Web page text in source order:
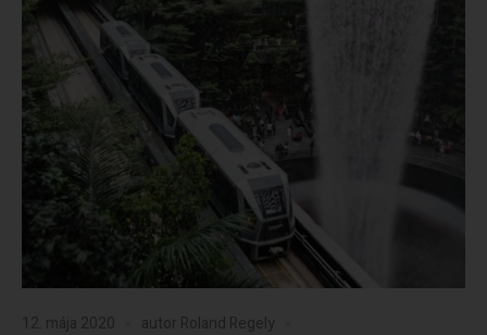
12. mája 2020 autor Roland Regely